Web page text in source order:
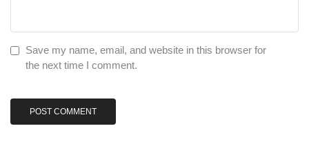
Save my name, email, and website in this browser for
the next time I comment.